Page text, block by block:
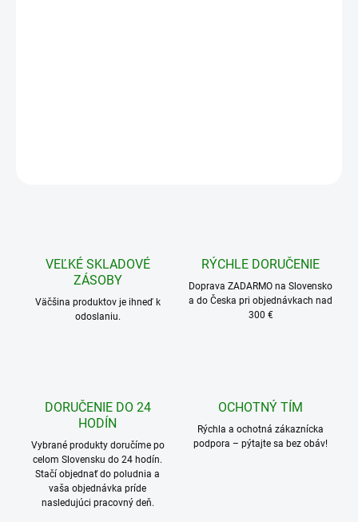
VEĽKÉ SKLADOVÉ
ZÁSOBY
Väčšina produktov je ihneď k
odoslaniu.
RÝCHLE DORUČENIE
Doprava ZADARMO na Slovensko
a do Česka pri objednávkach nad
300 €
DORUČENIE DO 24
HODÍN
Vybrané produkty doručíme po
celom Slovensku do 24 hodín.
Stačí objednať do poludnia a
vaša objednávka príde
nasledujúci pracovný deň.
OCHOTNÝ TÍM
Rýchla a ochotná zákaznícka
podpora – pýtajte sa bez obáv!